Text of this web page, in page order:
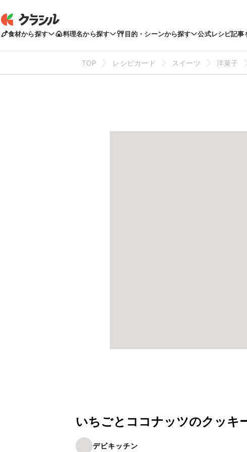
食材から探す 料理名から探す 目的・シーンから探す 公式レシピ記事
TOP レシピカード スイーツ 洋菓子
いちごとココナッツのクッキ
デビキッチン